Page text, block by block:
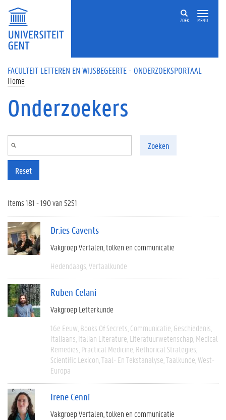
Overslaan en naar de inhoud gaan
ZOEK MENU
FACULTEIT LETTEREN EN WIJSBEGEERTE - ONDERZOEKSPORTAAL
Home
Onderzoekers
Zoeken
Reset
Items 181 - 190 van 5251
Dr.ies Cavents
Vakgroep Vertalen, tolken en communicatie
Hedendaags Vertaalkunde
Ruben Celani
Vakgroep Letterkunde
16e Eeuw Books Of Secrets Communicatie Geschiedenis
Italiaans Italian Literature Literatuurwetenschap Medical
Remedies Practical Medicine Rethorical Strategies
Scientific Lexicon Taal- En Tekstanalyse Taalkunde West-
Europa
Irene Cenni
Vakgroep Vertalen, tolken en communicatie